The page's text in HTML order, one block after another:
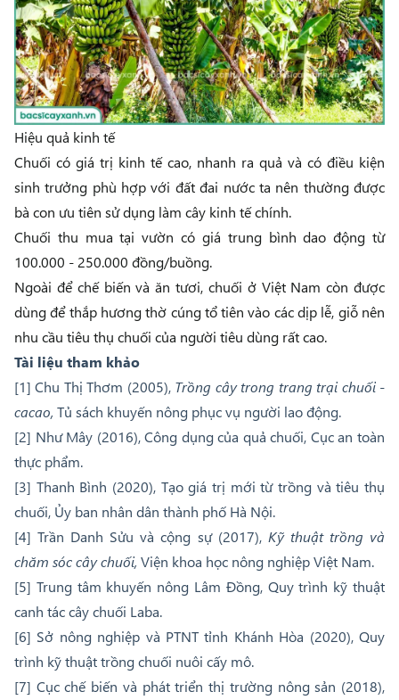
Hiệu quả kinh tế
Chuối có giá trị kinh tế cao, nhanh ra quả và có điều kiện
sinh trưởng phù hợp với đất đai nước ta nên thường được
bà con ưu tiên sử dụng làm cây kinh tế chính.
Chuối thu mua tại vườn có giá trung bình dao động từ
100.000 - 250.000 đồng/buồng.
Ngoài để chế biến và ăn tươi, chuối ở Việt Nam còn được
dùng để thắp hương thờ cúng tổ tiên vào các dịp lễ, giỗ nên
nhu cầu tiêu thụ chuối của người tiêu dùng rất cao.
Tài liệu tham khảo
[1] Chu Thị Thơm (2005), Trồng cây trong trang trại chuối -
cacao, Tủ sách khuyến nông phục vụ người lao động.
[2] Như Mây (2016), Công dụng của quả chuối, Cục an toàn
thực phẩm.
[3] Thanh Bình (2020), Tạo giá trị mới từ trồng và tiêu thụ
chuối, Ủy ban nhân dân thành phố Hà Nội.
[4] Trần Danh Sửu và cộng sự (2017), Kỹ thuật trồng và
chăm sóc cây chuối, Viện khoa học nông nghiệp Việt Nam.
[5] Trung tâm khuyến nông Lâm Đồng, Quy trình kỹ thuật
canh tác cây chuối Laba.
[6] Sở nông nghiệp và PTNT tỉnh Khánh Hòa (2020), Quy
trình kỹ thuật trồng chuối nuôi cấy mô.
[7] Cục chế biến và phát triển thị trường nông sản (2018),